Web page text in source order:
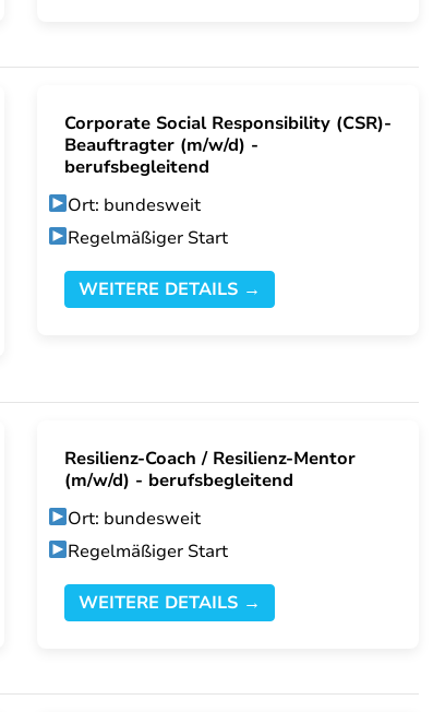
Corporate Social Responsibility (CSR)-
Beauftragter (m/w/d) -
berufsbegleitend
Ort: bundesweit
Regelmäßiger Start
WEITERE DETAILS →
Resilienz-Coach / Resilienz-Mentor
(m/w/d) - berufsbegleitend
Ort: bundesweit
Regelmäßiger Start
WEITERE DETAILS →